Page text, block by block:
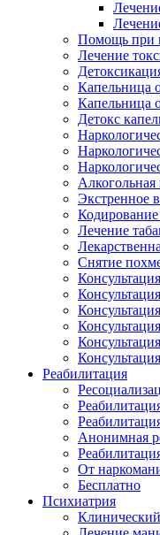
Помощь при
Лечение
Капельница
Капельница
Детокс
Экстренное
Лечение
Снятие
Реабилитация
Анонимная
От
Бесплатно
Психиатрия